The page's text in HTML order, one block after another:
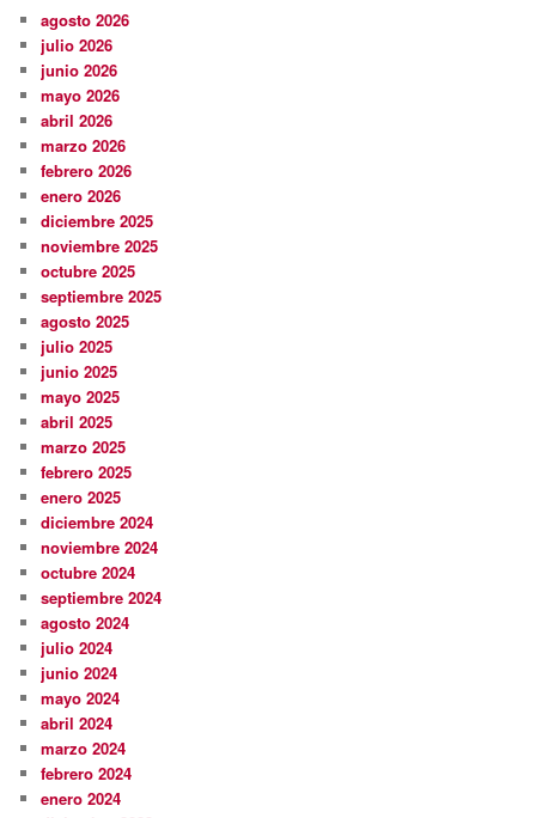
agosto 2026
julio 2026
junio 2026
mayo 2026
abril 2026
marzo 2026
febrero 2026
enero 2026
diciembre 2025
noviembre 2025
octubre 2025
septiembre 2025
agosto 2025
julio 2025
junio 2025
mayo 2025
abril 2025
marzo 2025
febrero 2025
enero 2025
diciembre 2024
noviembre 2024
octubre 2024
septiembre 2024
agosto 2024
julio 2024
junio 2024
mayo 2024
abril 2024
marzo 2024
febrero 2024
enero 2024